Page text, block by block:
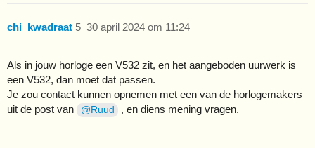
chi_kwadraat 30 april 2024 om 11:24
5
Als in jouw horloge een V532 zit, en het aangeboden uurwerk is
een V532, dan moet dat passen.
Je zou contact kunnen opnemen met een van de horlogemakers
uit de post van
@Ruud , en diens mening vragen.